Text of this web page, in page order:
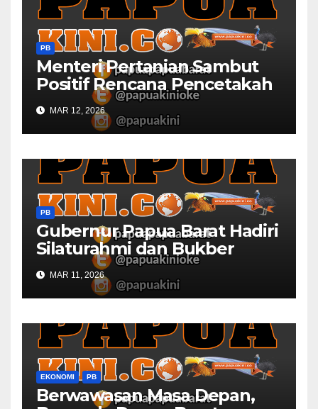
PB
Menteri Pertanian Sambut
Positif Rencana Pencetakah
Sawah dan Ladang di Papua
Barat
MAR 12, 2026
PB
Gubernur Papua Barat Hadiri
Silaturahmi dan Bukber
Bersama DPR RI dan
Mendagri di IPDN
MAR 11, 2026
EKONOMI PB
Berwawasan Masa Depan,